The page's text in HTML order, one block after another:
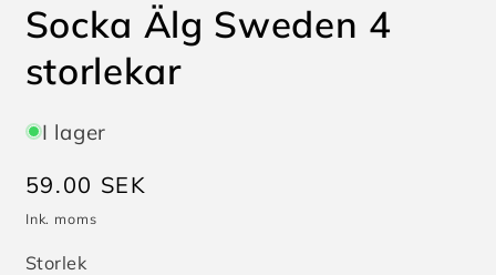
1
iSocka Älg Sweden 4
storlekar
I lager
Ordinarie
pris
59.00 SEK
Ink. moms
Storlek